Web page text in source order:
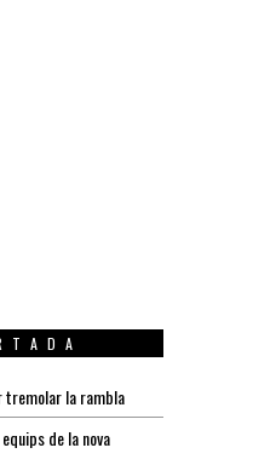
tremolar la rambla
de la nova